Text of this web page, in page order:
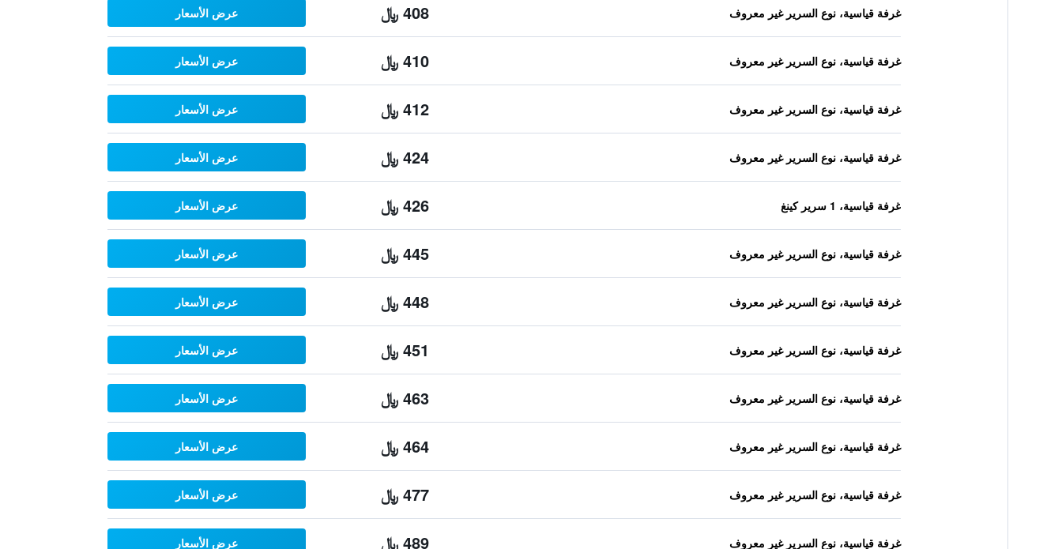
غرفة قياسية، نوع السرير غير معروف 408 ﷼ عرض الأسعار
غرفة قياسية، نوع السرير غير معروف 410 ﷼ عرض الأسعار
غرفة قياسية، نوع السرير غير معروف 412 ﷼ عرض الأسعار
غرفة قياسية، نوع السرير غير معروف 424 ﷼ عرض الأسعار
غرفة قياسية، 1 سرير كينغ 426 ﷼ عرض الأسعار
غرفة قياسية، نوع السرير غير معروف 445 ﷼ عرض الأسعار
غرفة قياسية، نوع السرير غير معروف 448 ﷼ عرض الأسعار
غرفة قياسية، نوع السرير غير معروف 451 ﷼ عرض الأسعار
غرفة قياسية، نوع السرير غير معروف 463 ﷼ عرض الأسعار
غرفة قياسية، نوع السرير غير معروف 464 ﷼ عرض الأسعار
غرفة قياسية، نوع السرير غير معروف 477 ﷼ عرض الأسعار
غرفة قياسية، نوع السرير غير معروف 489 ﷼ عرض الأسعار